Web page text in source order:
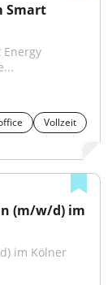
Smart
Vollzeit
(m/w/d) im
im Kölner